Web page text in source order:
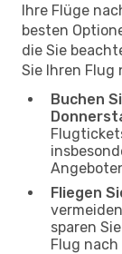
Ihre Flüge
besten
die Sie
Sie Ihren Flug
Buchen
Fliegen
sparen
Flug nach